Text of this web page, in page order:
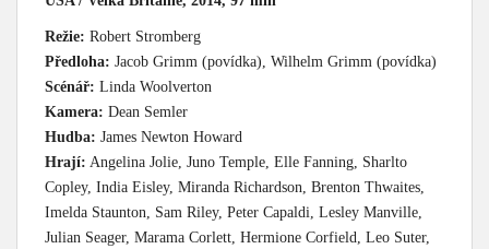
Režie: Robert Stromberg
Předloha: Jacob Grimm (povídka), Wilhelm Grimm (povídka)
Scénář: Linda Woolverton
Kamera: Dean Semler
Hudba: James Newton Howard
Hrají: Angelina Jolie, Juno Temple, Elle Fanning, Sharlto
Copley, India Eisley, Miranda Richardson, Brenton Thwaites,
Imelda Staunton, Sam Riley, Peter Capaldi, Lesley Manville,
Julian Seager, Marama Corlett, Hermione Corfield, Leo Suter,